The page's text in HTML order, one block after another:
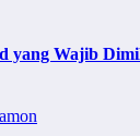
yang Wajib